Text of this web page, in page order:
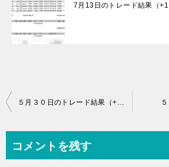
7月13日のトレード結果（
投
ビ
５月３０日のトレード結果（+22.3pip)
コメントを残す